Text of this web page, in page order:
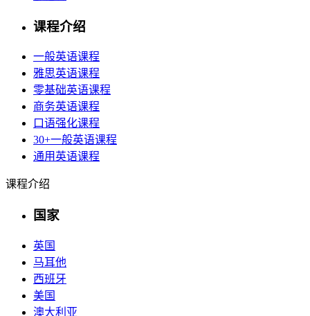
课程介绍
一般英语课程
雅思英语课程
零基础英语课程
商务英语课程
口语强化课程
30+一般英语课程
通用英语课程
课程介绍
国家
英国
马耳他
西班牙
美国
澳大利亚